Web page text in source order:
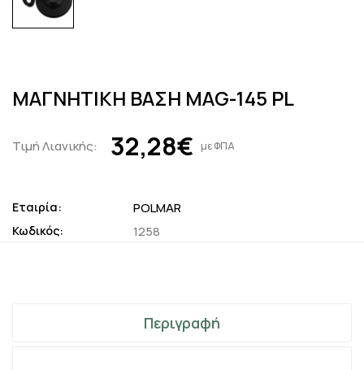
ΜΑΓΝΗΤΙΚΗ ΒΑΣΗ MAG-145 PL
Τιμή Λιανικής: 32,28€ με ΦΠΑ
Εταιρία: POLMAR
Κωδικός: 1258
Περιγραφή